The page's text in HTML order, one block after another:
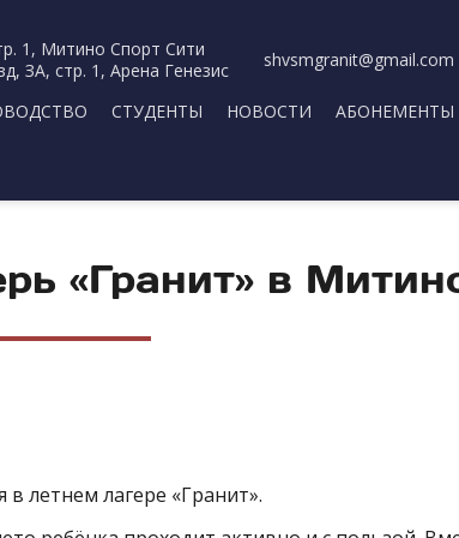
1, Митино Спорт Сити
ЗА, стр. 1, Арена Генезис
shvsmgranit@gmail.com
СТУДЕНТЫ НОВОСТИ АБОНЕМЕНТЫ
«Гранит» в
летнем лагере «Гранит».